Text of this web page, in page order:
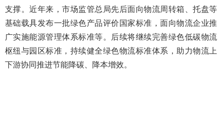
支撑。近年来，市场监管总局先后面向物流周转箱、托盘等
基础载具发布一批绿色产品评价国家标准，面向物流企业推
广实施能源管理体系标准等。后续将继续完善绿色低碳物流
枢纽与园区标准，持续健全绿色物流标准体系，助力物流上
下游协同推进节能降碳、降本增效。